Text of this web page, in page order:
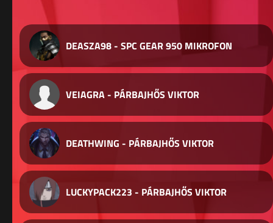
DEASZA98 - SPC GEAR 950 MIKROFON
VEIAGRA - PÁRBAJHŐS VIKTOR
DEATHWING - PÁRBAJHŐS VIKTOR
LUCKYPACK223 - PÁRBAJHŐS VIKTOR